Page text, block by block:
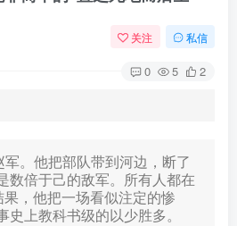
关注 私信
0 5 2
。他把部队带到河边，断了
数倍于己的敌军。所有人都在
果，他把一场看似注定的惨
上教科书级的以少胜多。󠄹󠅀󠄪󠄢󠄡󠄦󠄞󠄧󠄣󠄞󠄢󠄡󠄦󠄞󠄩󠄤󠅬󠅅󠅃󠄵󠅂󠄪󠅗󠅥󠅕󠅣󠅤󠅬󠅄󠄹󠄽󠄵󠄪󠄢󠄠󠄢󠄦󠄝󠄠󠄨󠄝󠄠󠄦󠄐󠄡󠄧󠄪󠄠󠄠󠄪󠄣󠄡󠅬󠅨󠅙󠅑󠅟󠅗󠅒󠄞󠅓󠅟󠅝󠄐󠇕󠆠󠅿󠇖󠆄󠆩󠇕󠅿󠆈󠇗󠆭󠆁󠄐󠇗󠅹󠅸󠇖󠆍󠅳󠇖󠅹󠅰󠇖󠆌󠅹